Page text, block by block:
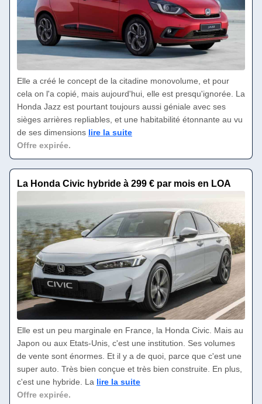
Elle a créé le concept de la citadine monovolume, et pour
cela on l'a copié, mais aujourd'hui, elle est presqu'ignorée. La
Honda Jazz est pourtant toujours aussi géniale avec ses
sièges arrières repliables, et une habitabilité étonnante au vu
de ses dimensions lire la suite
Offre expirée.
La Honda Civic hybride à 299 € par mois en LOA
Elle est un peu marginale en France, la Honda Civic. Mais au
Japon ou aux Etats-Unis, c'est une institution. Ses volumes
de vente sont énormes. Et il y a de quoi, parce que c'est une
super auto. Très bien conçue et très bien construite. En plus,
c'est une hybride. La lire la suite
Offre expirée.